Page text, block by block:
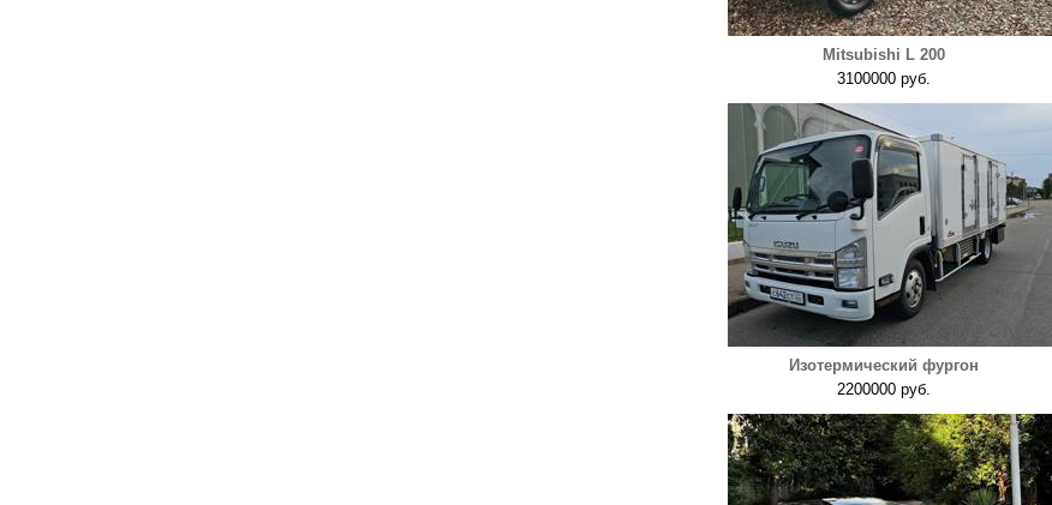
Mitsubishi L 200
3100000 руб.
Изотермический фургон
2200000 руб.